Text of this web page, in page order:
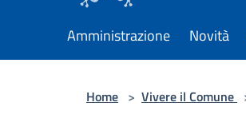
Amministrazione Novità
Home > Vivere il Comune